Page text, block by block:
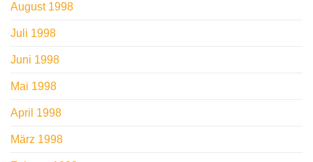
August 1998
Juli 1998
Juni 1998
Mai 1998
April 1998
März 1998